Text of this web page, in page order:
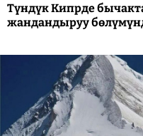
Түндүк Кипрде
жандандыруу